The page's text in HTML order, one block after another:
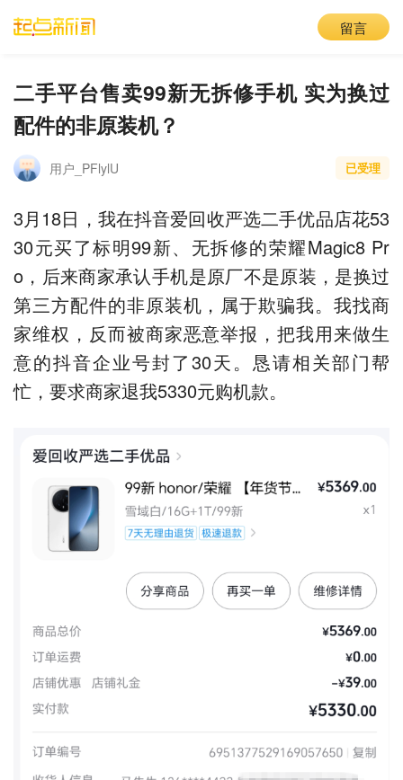
留言
二手平台售卖99新无拆修手机 实为换过
配件的非原装机？
用户_PFlylU 已受理
3月18日，我在抖音爱回收严选二手优品店花53
30元买了标明99新、无拆修的荣耀Magic8 Pr
o，后来商家承认手机是原厂不是原装，是换过
第三方配件的非原装机，属于欺骗我。我找商
家维权，反而被商家恶意举报，把我用来做生
意的抖音企业号封了30天。恳请相关部门帮
忙，要求商家退我5330元购机款。